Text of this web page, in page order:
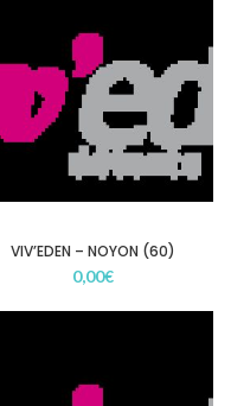
VIV’EDEN – NOYON (60)
0,00€